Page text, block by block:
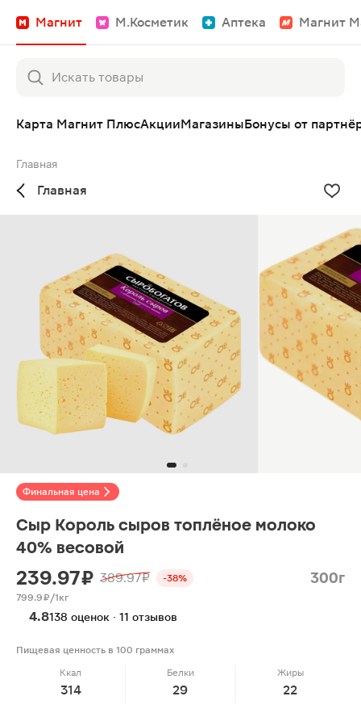
Магнит М.Косметик Аптека Магнит
Карта Магнит ПлюсАкцииМагазиныБонусы от
Главная
Главная
Финальная цена
Сыр Король сыров топлёное молоко
40% весовой
239.97 ₽ 389.97 ₽ -38% 300г
799.9 ₽/1кг
4.8138 оценок · 11 отзывов
Пищевая ценность в 100 граммах
Ккал
314
Белки
29
Жиры
22